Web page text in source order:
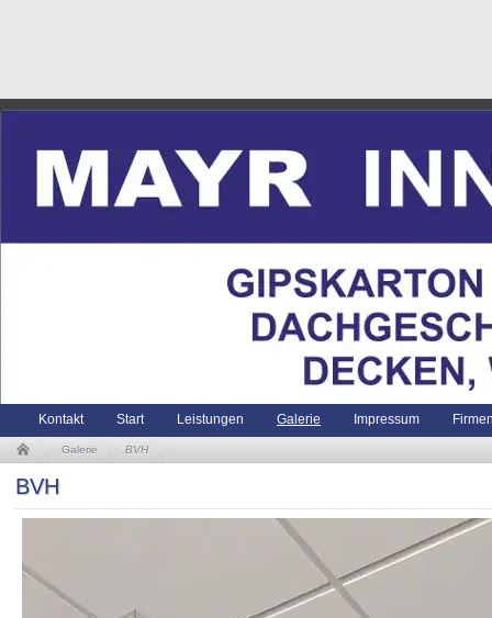
Kontakt Start Leistungen Galerie Impressum
Galerie BVH
BVH